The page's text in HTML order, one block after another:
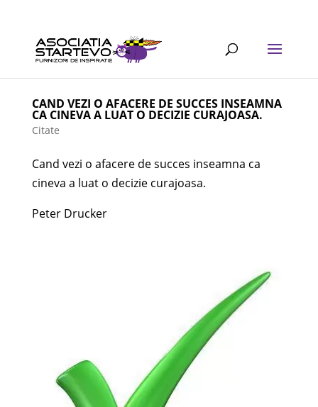
CAND VEZI O AFACERE DE SUCCES INSEAMNA
CA CINEVA A LUAT O DECIZIE CURAJOASA.
Citate
Cand vezi o afacere de succes inseamna ca
cineva a luat o decizie curajoasa.
Peter Drucker